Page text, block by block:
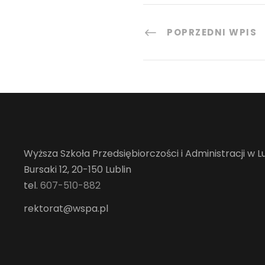
POPRZEDNI WPIS
Wyższa Szkoła Przedsiębiorczości i Administracji w
Bursaki 12, 20-150 Lublin
tel. 607-510-882
rektorat@wspa.pl